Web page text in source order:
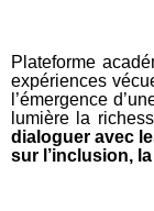
Plateforme
expériences
l’émergence
lumière la
dialoguer avec
sur l’inclusion,